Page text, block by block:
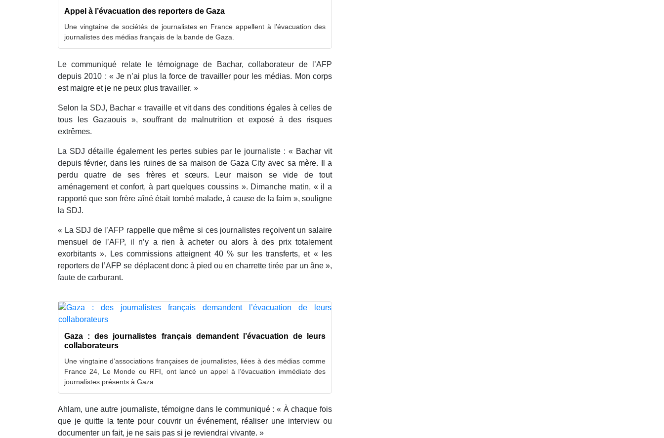
Appel à l’évacuation des reporters de Gaza
Une vingtaine de sociétés de journalistes en France appellent à l’évacuation des
journalistes des médias français de la bande de Gaza.
Le communiqué relate le témoignage de Bachar, collaborateur de l’AFP
depuis 2010 : « Je n’ai plus la force de travailler pour les médias. Mon corps
est maigre et je ne peux plus travailler. »
Selon la SDJ, Bachar « travaille et vit dans des conditions égales à celles de
tous les Gazaouis », souffrant de malnutrition et exposé à des risques
extrêmes.
La SDJ détaille également les pertes subies par le journaliste : « Bachar vit
depuis février, dans les ruines de sa maison de Gaza City avec sa mère. Il a
perdu quatre de ses frères et sœurs. Leur maison se vide de tout
aménagement et confort, à part quelques coussins ». Dimanche matin, « il a
rapporté que son frère aîné était tombé malade, à cause de la faim », souligne
la SDJ.
« La SDJ de l’AFP rappelle que même si ces journalistes reçoivent un salaire
mensuel de l’AFP, il n’y a rien à acheter ou alors à des prix totalement
exorbitants ». Les commissions atteignent 40 % sur les transferts, et « les
reporters de l’AFP se déplacent donc à pied ou en charrette tirée par un âne »,
faute de carburant.
Gaza : des journalistes français demandent l’évacuation de leurs
collaborateurs
Une vingtaine d’associations françaises de journalistes, liées à des médias comme
France 24, Le Monde ou RFI, ont lancé un appel à l’évacuation immédiate des
journalistes présents à Gaza.
Ahlam, une autre journaliste, témoigne dans le communiqué : « À chaque fois
que je quitte la tente pour couvrir un événement, réaliser une interview ou
documenter un fait, je ne sais pas si je reviendrai vivante. »